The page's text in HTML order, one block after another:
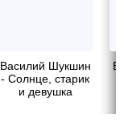
Василий Шукшин
- Солнце, старик
и девушка